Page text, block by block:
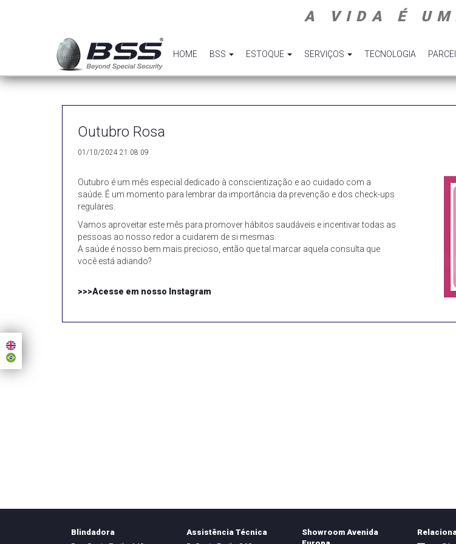
A VIDA É
HOME BSS ESTOQUE SERVIÇOS TECNOLOGIA
Outubro Rosa
01/10/2024 21:08:09
Outubro é um mês especial dedicado à conscientização e ao cuidado com a
saúde. É um momento para lembrar da importância da prevenção e dos check-ups
regulares.
Vamos aproveitar este mês para promover hábitos saudáveis e incentivar todas as
pessoas ao nosso redor a cuidarem de si mesmas.
A saúde é nosso bem mais precioso, então que tal marcar aquela consulta que
você está adiando?
>>>Acesse em nosso Instagram
Blindadora
Assistência Técnica
Showroom Avenida